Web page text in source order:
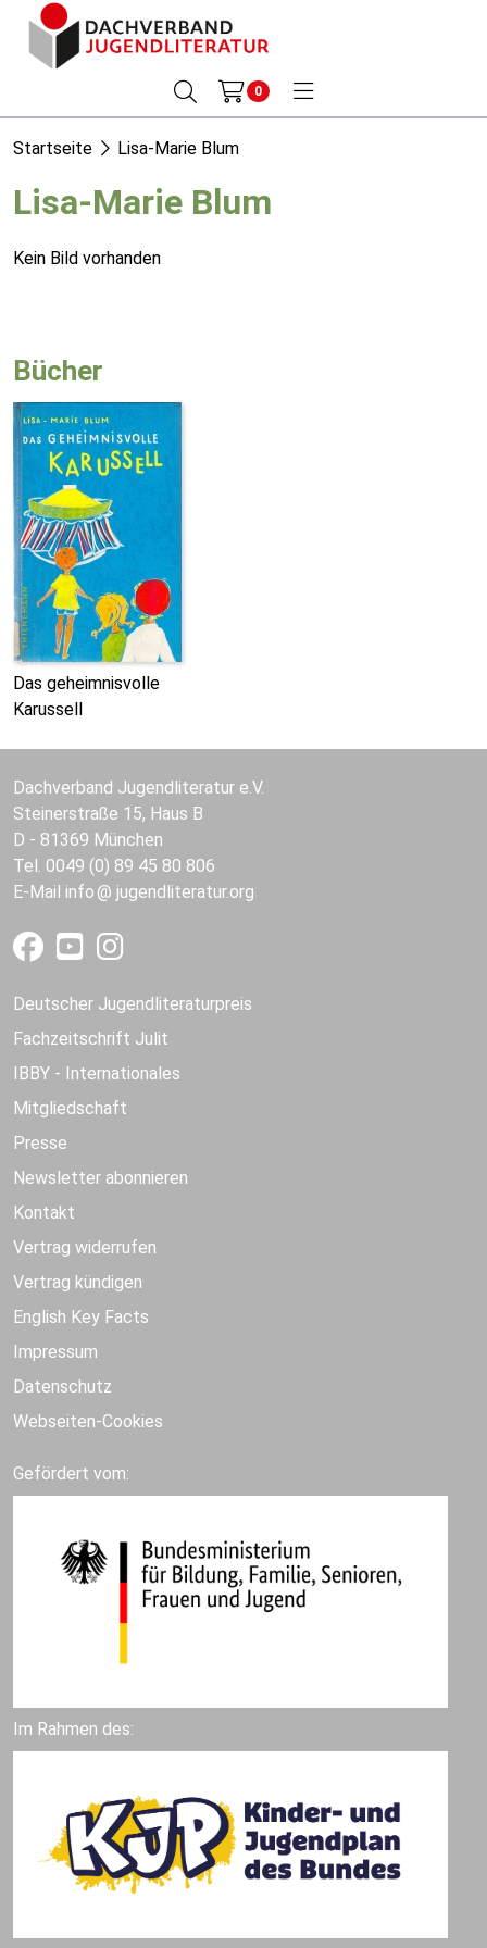
0
Startseite Lisa-Marie Blum
Lisa-Marie Blum
Kein Bild vorhanden
Bücher
Das geheimnisvolle
Karussell
Dachverband Jugendliteratur e.V.
Steinerstraße 15, Haus B
D - 81369 München
Tel. 0049 (0) 89 45 80 806
E-Mail info jugendliteratur.org
Deutscher Jugendliteraturpreis
Fachzeitschrift Julit
IBBY - Internationales
Mitgliedschaft
Presse
Newsletter abonnieren
Kontakt
Vertrag widerrufen
Vertrag kündigen
English Key Facts
Impressum
Datenschutz
Webseiten-Cookies
Gefördert vom:
Im Rahmen des: